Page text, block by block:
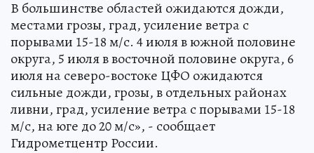
В большинстве областей ожидаются дожди,
местами грозы, град, усиление ветра с
порывами 15-18 м/с. 4 июля в южной половине
округа, 5 июля в восточной половине округа, 6
июля на северо-востоке ЦФО ожидаются
сильные дожди, грозы, в отдельных районах
ливни, град, усиление ветра с порывами 15-18
м/с, на юге до 20 м/с», - сообщает
Гидрометцентр России.